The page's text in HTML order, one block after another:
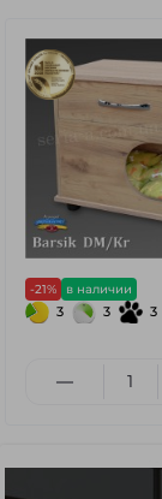
-21% в наличии
3 3 3